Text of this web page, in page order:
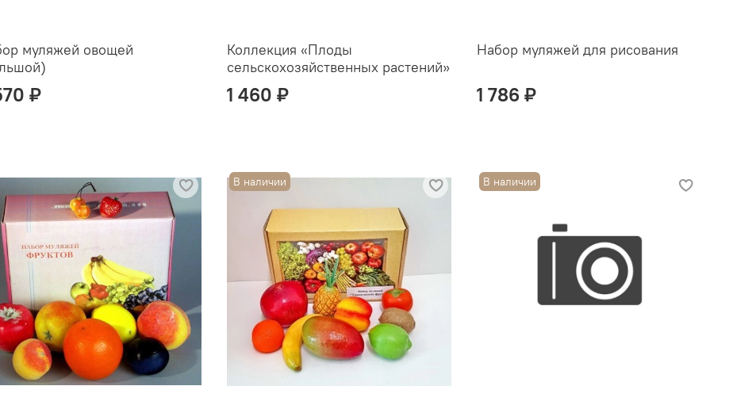
муляжей овощей
₽
Коллекция «Плоды
сельскохозяйственных растений»
1 460 ₽
Набор муляжей для рисования
1 786 ₽
В наличии В наличии